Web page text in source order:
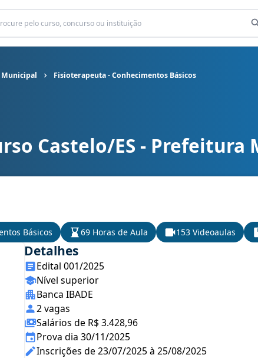
Municipal Fisioterapeuta - Conhecimentos Básicos
cargo Fisioterapeuta - Conhecimentos Básicos
Castelo/ES - Prefeitura
Básicos 69 Horas de Aula 153 Videoaulas
Detalhes
Edital 001/2025
Nível superior
Banca IBADE
2 vagas
Salários de R$ 3.428,96
Prova dia 30/11/2025
Inscrições de 23/07/2025 à 25/08/2025